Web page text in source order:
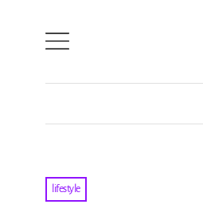
lifestyle